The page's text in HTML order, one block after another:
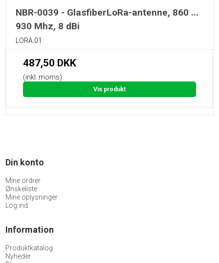
NBR-0039 - GlasfiberLoRa-antenne, 860 ...
930 Mhz, 8 dBi
LORA.01
487,50 DKK
(inkl. moms)
Vis produkt
Din konto
Mine ordrer
Ønskeliste
Mine oplysninger
Log ind
Information
Produktkatalog
Nyheder